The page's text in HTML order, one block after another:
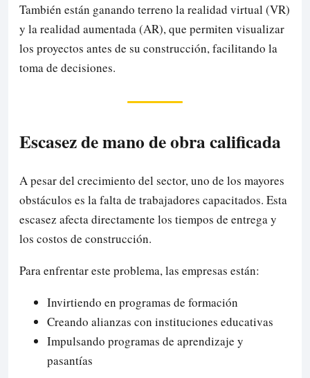
También están ganando terreno la realidad virtual (VR)
y la realidad aumentada (AR), que permiten visualizar
los proyectos antes de su construcción, facilitando la
toma de decisiones.
Escasez de mano de obra calificada
A pesar del crecimiento del sector, uno de los mayores
obstáculos es la falta de trabajadores capacitados. Esta
escasez afecta directamente los tiempos de entrega y
los costos de construcción.
Para enfrentar este problema, las empresas están:
Invirtiendo en programas de formación
Creando alianzas con instituciones educativas
Impulsando programas de aprendizaje y
pasantías